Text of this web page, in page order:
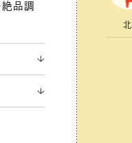
絶品調
北